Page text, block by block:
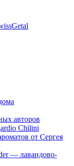
авторов
Chilini
от Сергея
— лавандово-